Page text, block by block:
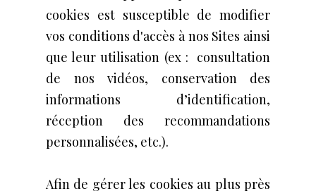
cookies est susceptible de modifier
vos conditions d'accès à nos Sites ainsi
que leur utilisation (ex : consultation
de nos vidéos, conservation des
informations d’identification,
réception des recommandations
personnalisées, etc.).
Afin de gérer les cookies au plus près